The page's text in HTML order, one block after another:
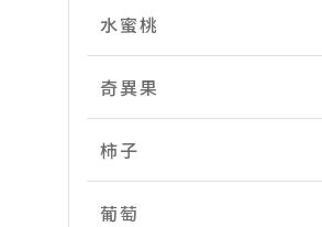
水蜜桃
奇異果
柿子
葡萄